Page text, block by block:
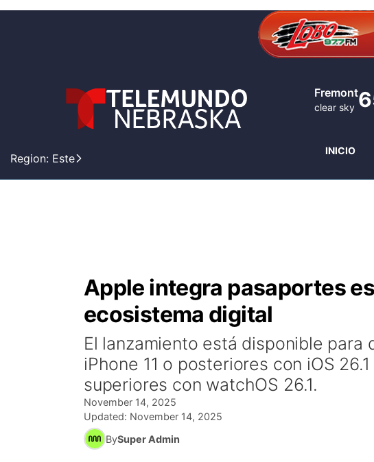
Region: Este
Fremont
clear sky
INICIO
Apple integra pasaportes
ecosistema digital
El lanzamiento está disponible
iPhone 11 o posteriores con iOS
superiores con watchOS 26.1.
November 14, 2025
Updated: November 14, 2025
BySuper Admin